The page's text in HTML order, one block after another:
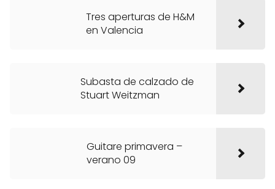
Tres aperturas de H&M
en Valencia
Subasta de calzado de
Stuart Weitzman
Guitare primavera –
verano 09